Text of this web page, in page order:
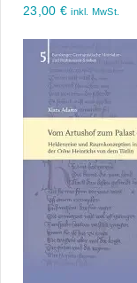
23,00 € inkl. MwSt.